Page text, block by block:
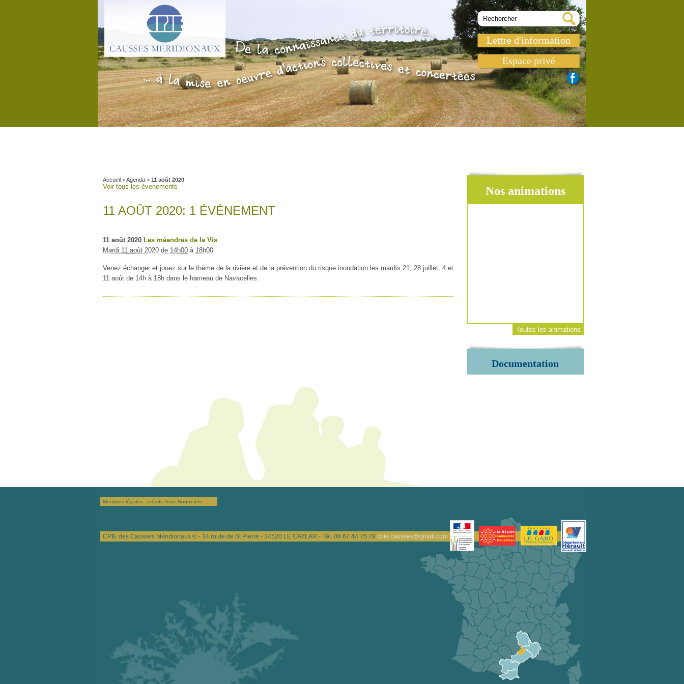
Lettre d'information
Espace privé
Accueil >Agenda > 11 août 2020
Voir tous les évenements
11 AOÛT 2020: 1 ÉVÉNEMENT
11 août 2020 Les méandres de la Vis
Mardi 11 août 2020 de 14h00 à 18h00
Venez échanger et jouez sur le thème de la rivière et de la prévention du risque inondation les mardis 21, 28 juillet, 4 et
11 août de 14h à 18h dans le hameau de Navacelles.
Nos animations
Toutes les animations
Documentation
Mentions légales crédits Terre Nourricière
CPIE des Causses Méridionaux © - 34 route de St Pierre - 34520 LE CAYLAR - Tél. 04 67 44 75 79 cpie.causses@gmail.com